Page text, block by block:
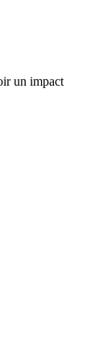
un impact